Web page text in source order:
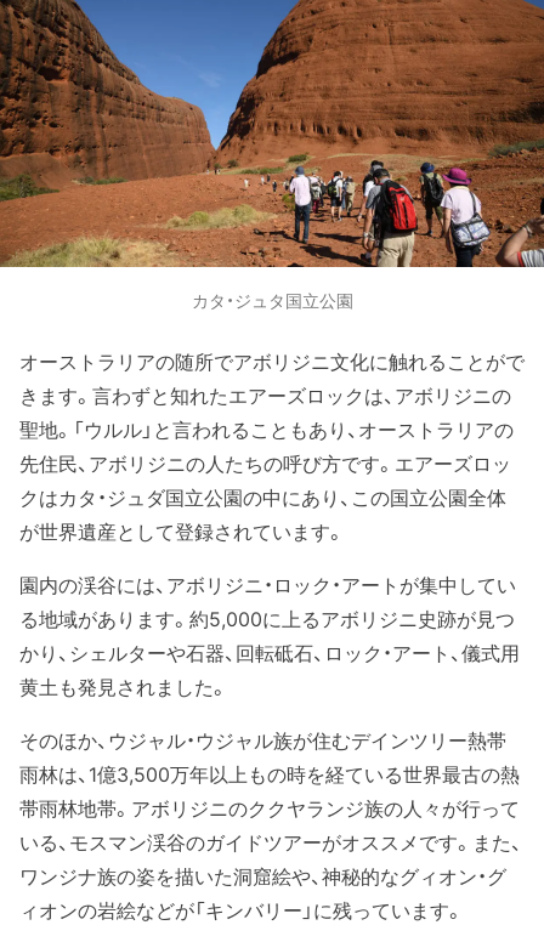
カタ・ジュタ国立公園
オーストラリアの随所でアボリジニ文化に触れることがで
きます。言わずと知れたエアーズロックは、アボリジニの
聖地。「ウルル」と言われることもあり、オーストラリアの
先住民、アボリジニの人たちの呼び方です。エアーズロッ
クはカタ・ジュダ国立公園の中にあり、この国立公園全体
が世界遺産として登録されています。
園内の渓谷には、アボリジニ・ロック・アートが集中してい
る地域があります。約5,000に上るアボリジニ史跡が見つ
かり、シェルターや石器、回転砥石、ロック・アート、儀式用
黄土も発見されました。
そのほか、ウジャル・ウジャル族が住むデインツリー熱帯
雨林は、1億3,500万年以上もの時を経ている世界最古の熱
帯雨林地帯。アボリジニのククヤランジ族の人々が行って
いる、モスマン渓谷のガイドツアーがオススメです。また、
ワンジナ族の姿を描いた洞窟絵や、神秘的なグィオン・グ
ィオンの岩絵などが「キンバリー」に残っています。